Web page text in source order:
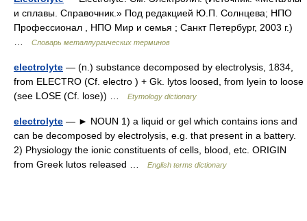
и сплавы. Справочник.» Под редакцией Ю.П. Солнцева; НПО
Профессионал , НПО Мир и семья ; Санкт Петербург, 2003 г.)
Словарь металлургических терминов
electrolyte — (n.) substance decomposed by electrolysis, 1834,
from ELECTRO (Cf. electro ) + Gk. lytos loosed, from lyein to loose
(see LOSE (Cf. lose)) …
Etymology dictionary
electrolyte — ► NOUN 1) a liquid or gel which contains ions and
can be decomposed by electrolysis, e.g. that present in a battery.
2) Physiology the ionic constituents of cells, blood, etc. ORIGIN
from Greek lutos released …
English terms dictionary